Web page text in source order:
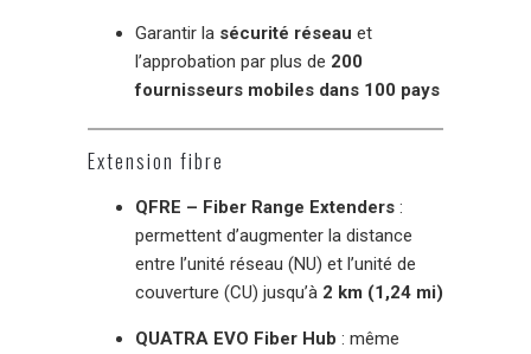
Garantir la sécurité réseau et
l’approbation par plus de 200
fournisseurs mobiles dans 100 pays
Extension fibre
QFRE – Fiber Range Extenders :
permettent d’augmenter la distance
entre l’unité réseau (NU) et l’unité de
couverture (CU) jusqu’à 2 km (1,24 mi)
QUATRA EVO Fiber Hub : même